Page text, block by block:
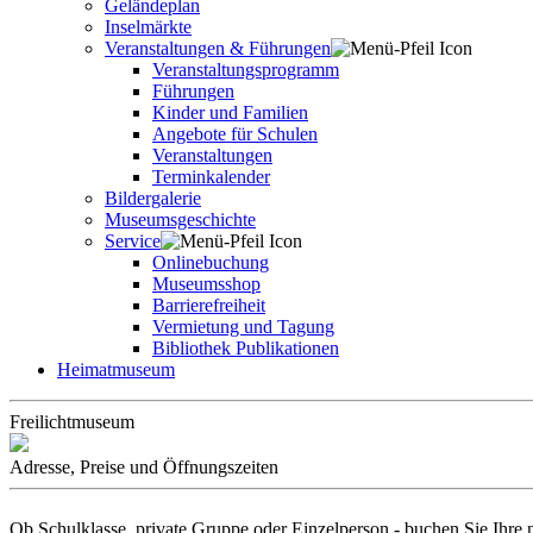
Geländeplan
Inselmärkte
Veranstaltungen & Führungen
Veranstaltungsprogramm
Führungen
Kinder und Familien
Angebote für Schulen
Veranstaltungen
Terminkalender
Bildergalerie
Museumsgeschichte
Service
Onlinebuchung
Museumsshop
Barrierefreiheit
Vermietung und Tagung
Bibliothek Publikationen
Heimatmuseum
Freilichtmuseum
Adresse, Preise und Öffnungszeiten
Ob Schulklasse, private Gruppe oder Einzelperson - buchen Sie Ihre